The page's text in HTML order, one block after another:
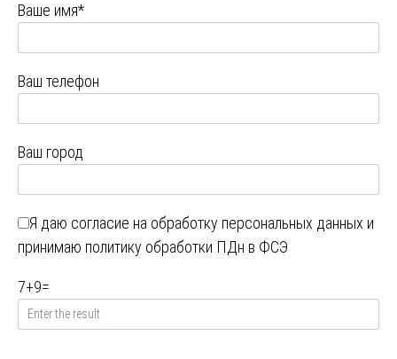
Ваше имя*
Ваш телефон
Ваш город
Я даю согласие на обработку персональных данных и
принимаю политику обработки ПДн в ФСЭ
7+9=